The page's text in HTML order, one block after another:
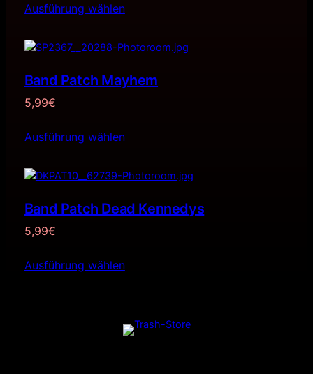
Ausführung wählen
Band Patch Mayhem
5,99€
Ausführung wählen
Band Patch Dead Kennedys
5,99€
Ausführung wählen